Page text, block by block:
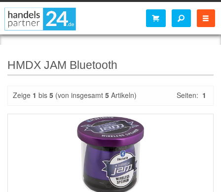
HMDX JAM Bluetooth
Zeige 1 bis 5 (von insgesamt 5 Artikeln) Seiten: 1